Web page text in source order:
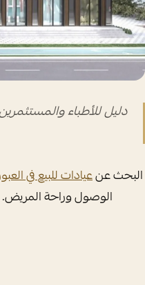
دليل للأطباء
البحث عنعيادات للبيع في
الوصول وراحة المريض.